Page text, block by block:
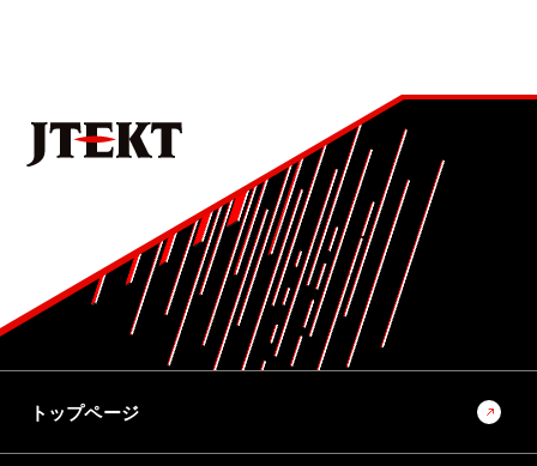
ステアバイワイヤを用いた非線形ヨーレート応答制御
No.1022 2025 モノづくりとモノづくり設備を支える技術特集号
ラックパラレルタイプ電動パワーステアリング（RP-EPS）
用ボールねじの量産転造装置の開発
No.1022 2025 モノづくりとモノづくり設備を支える技術特集号
モノづくりとモノづくり設備でモビリティ社会の未来を創
トップページ